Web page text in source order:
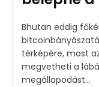
Bhutan eddig
térképére, most
megvetheti a lábát a
megállapodást...